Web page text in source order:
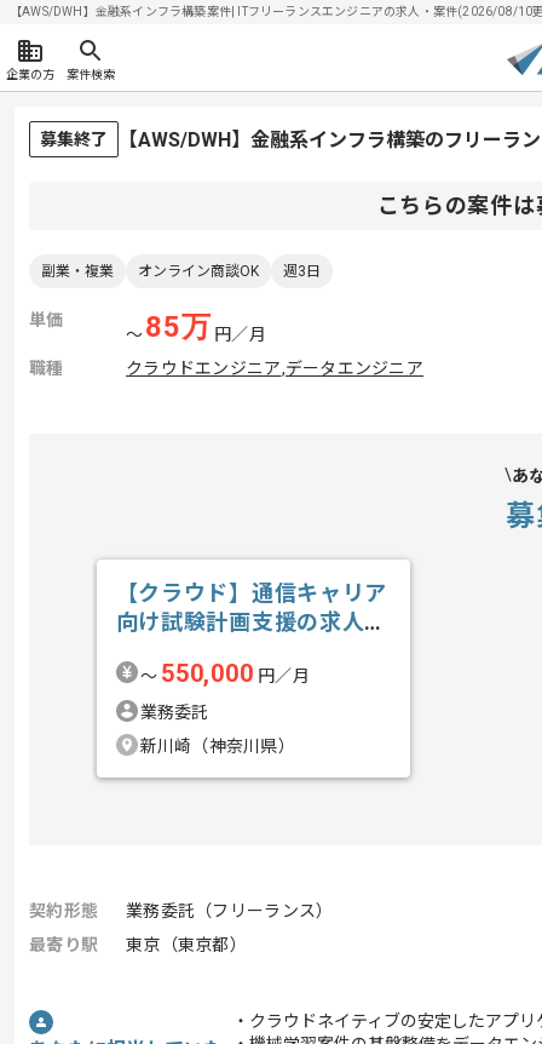
【AWS/DWH】金融系インフラ構築案件| ITフリーランスエンジニアの求人・案件(2026/08/10
企業の方 案件検索
募集終了 【AWS/DWH】金融系インフラ構築のフリーラ
こちらの案件
副業・複業 オンライン商談OK 週3日
単価
〜85万 円／月
職種
クラウドエンジニア,データエンジニア
あ
【クラウド】通信キャリア
向け試験計画支援の求人・
〜 550,000 円／月
業務委託
新川崎（神奈川県）
契約形態
業務委託（フリーランス）
最寄り駅
東京（東京都）
・クラウドネイティブの安定したアプ